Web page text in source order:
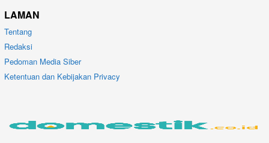
LAMAN
Tentang
Redaksi
Pedoman Media Siber
Ketentuan dan Kebijakan Privacy